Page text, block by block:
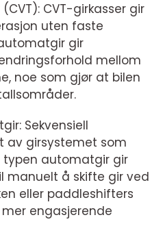
CVT-girkasser gir
uten faste
gir
mellom
noe som gjør at bilen
Sekvensiell
av girsystemet som
typen automatgir gir
manuelt å skifte gir ved
eller paddleshifters
engasjerende